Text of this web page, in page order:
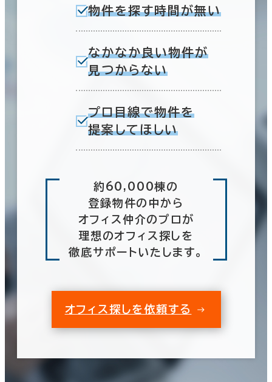
物件を探す時間が無い
なかなか良い物件が
見つからない
プロ目線で物件を
提案してほしい
約60,000棟の
登録物件の中から
オフィス仲介のプロが
理想のオフィス探しを
徹底サポートいたします。
オフィス探しを依頼する